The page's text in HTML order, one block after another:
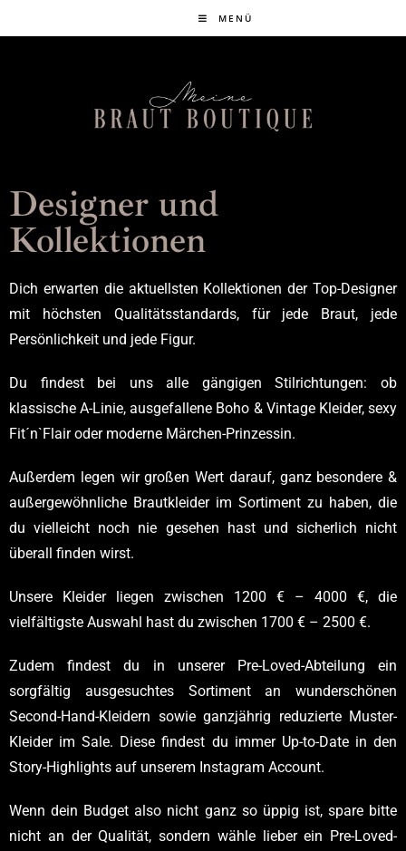
MENÜ
Designer und
Kollektionen
Dich erwarten die aktuellsten Kollektionen der Top-Designer
mit höchsten Qualitätsstandards, für jede Braut, jede
Persönlichkeit und jede Figur.
Du findest bei uns alle gängigen Stilrichtungen: ob
klassische A-Linie, ausgefallene Boho & Vintage Kleider, sexy
Fit´n`Flair oder moderne Märchen-Prinzessin.
Außerdem legen wir großen Wert darauf, ganz besondere &
außergewöhnliche Brautkleider im Sortiment zu haben, die
du vielleicht noch nie gesehen hast und sicherlich nicht
überall finden wirst.
Unsere Kleider liegen zwischen 1200 € – 4000 €, die
vielfältigste Auswahl hast du zwischen 1700 € – 2500 €.
Zudem findest du in unserer Pre-Loved-Abteilung ein
sorgfältig ausgesuchtes Sortiment an wunderschönen
Second-Hand-Kleidern sowie ganzjährig reduzierte Muster-
Kleider im Sale. Diese findest du immer Up-to-Date in den
Story-Highlights auf unserem Instagram Account.
Wenn dein Budget also nicht ganz so üppig ist, spare bitte
nicht an der Qualität, sondern wähle lieber ein Pre-Loved-